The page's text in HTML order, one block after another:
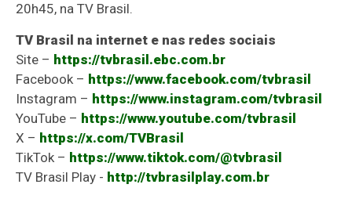
20h45, na TV Brasil.
TV Brasil na internet e nas redes sociais
Site – https://tvbrasil.ebc.com.br
Facebook – https://www.facebook.com/tvbrasil
Instagram – https://www.instagram.com/tvbrasil
YouTube – https://www.youtube.com/tvbrasil
X – https://x.com/TVBrasil
TikTok – https://www.tiktok.com/@tvbrasil
TV Brasil Play - http://tvbrasilplay.com.br